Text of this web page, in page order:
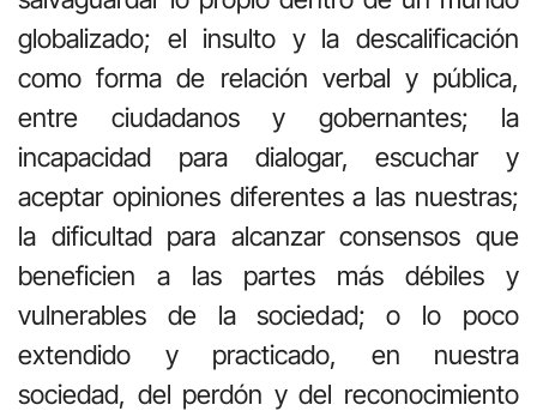
globalizado; el insulto y la descalificación
como forma de relación verbal y pública,
entre ciudadanos y gobernantes; la
incapacidad para dialogar, escuchar y
aceptar opiniones diferentes a las nuestras;
la dificultad para alcanzar consensos que
beneficien a las partes más débiles y
vulnerables de la sociedad; o lo poco
extendido y practicado, en nuestra
sociedad, del perdón y del reconocimiento